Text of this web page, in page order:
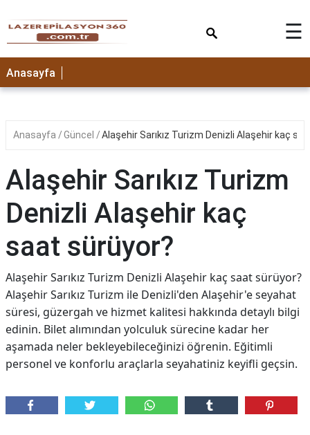
☰
Anasayfa
Anasayfa Güncel Alaşehir Sarıkız Turizm Denizli Alaşehir kaç
Alaşehir Sarıkız Turizm
Denizli Alaşehir kaç
saat sürüyor?
Alaşehir Sarıkız Turizm Denizli Alaşehir kaç saat sürüyor?
Alaşehir Sarıkız Turizm ile Denizli'den Alaşehir'e seyahat
süresi, güzergah ve hizmet kalitesi hakkında detaylı bilgi
edinin. Bilet alımından yolculuk sürecine kadar her
aşamada neler bekleyebileceğinizi öğrenin. Eğitimli
personel ve konforlu araçlarla seyahatiniz keyifli geçsin.